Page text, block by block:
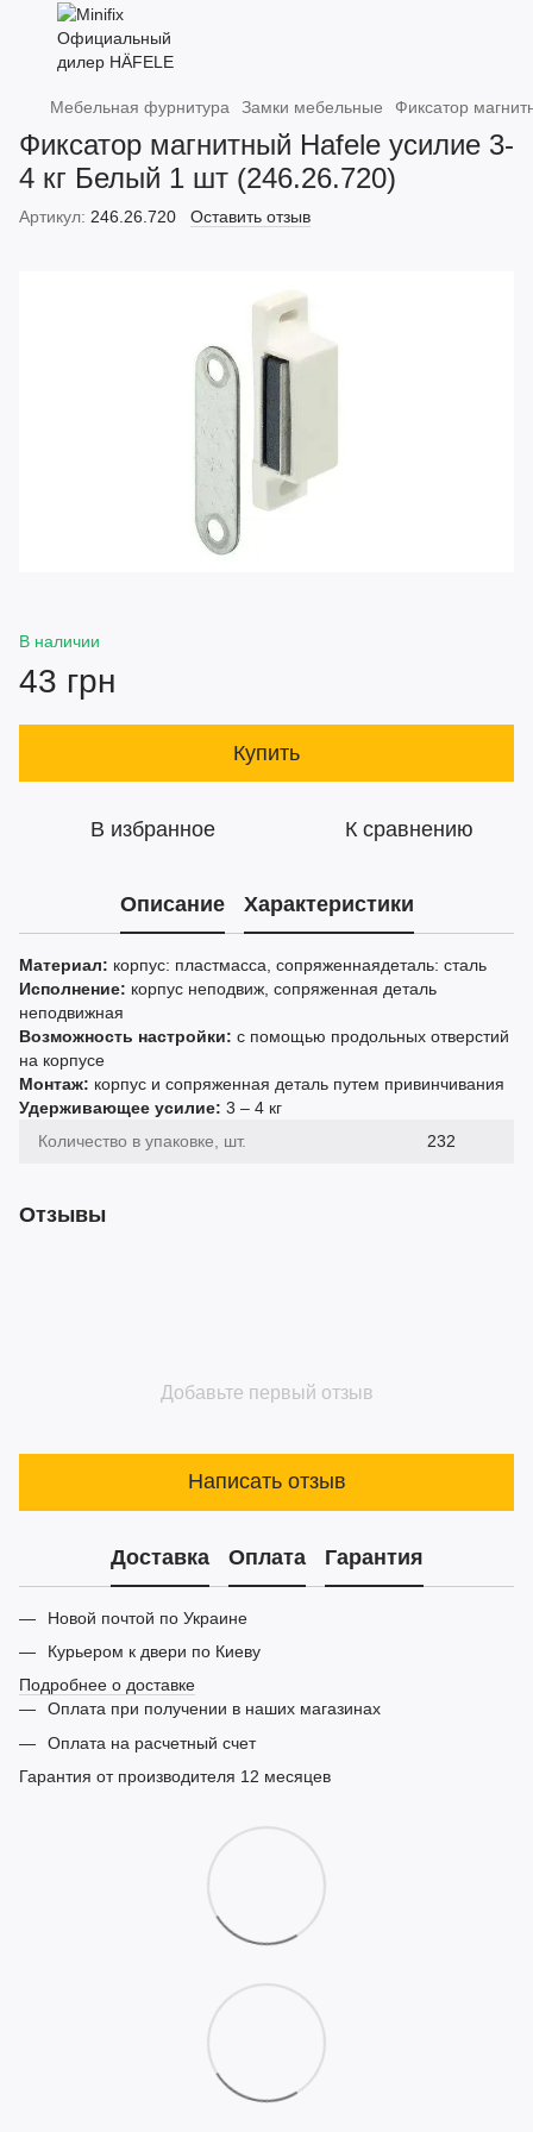
Мебельная фурнитура Замки мебельные Фиксатор
Фиксатор магнитный Hafele усилие 3-
4 кг Белый 1 шт (246.26.720)
Артикул: 246.26.720 Оставить отзыв
В наличии
43 грн
Купить
В избранное К сравнению
Описание Характеристики
Материал: корпус: пластмасса, сопряженнаядеталь: сталь
Исполнение: корпус неподвиж, сопряженная деталь
неподвижная
Возможность настройки: с помощью продольных отверстий
на корпусе
Монтаж: корпус и сопряженная деталь путем привинчивания
Удерживающее усилие: 3 – 4 кг
Количество в упаковке, шт.
232
Отзывы
Добавьте первый отзыв
Написать отзыв
Доставка Оплата Гарантия
Новой почтой по Украине
Курьером к двери по Киеву
Подробнее о доставке
Оплата при получении в наших магазинах
Оплата на расчетный счет
Гарантия от производителя 12 месяцев